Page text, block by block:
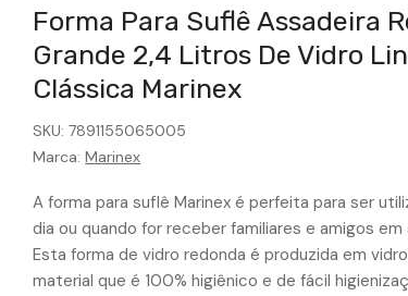
Forma Para Suflê Assadeira
Grande 2,4 Litros De Vidro
Clássica Marinex
Marca: Marinex
SKU: 7891155065005
A forma para suflê Marinex é perfeita para ser
dia ou quando for receber familiares e amigos em
Esta forma de vidro redonda é produzida em
material que é 100% higiênico e de fácil